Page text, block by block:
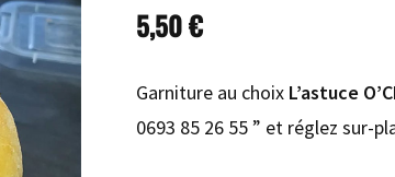
5,50€
Garniture au choix L’astuce
0693 85 26 55 ” et réglez sur-